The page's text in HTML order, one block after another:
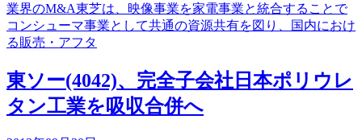
業界のM&A東芝は、映像事業を家電事業と統合することで
コンシューマ事業として共通の資源共有を図り、国内におけ
る販売・アフタ
東ソー(4042)、完全子会社日本ポリウレ
タン工業を吸収合併へ